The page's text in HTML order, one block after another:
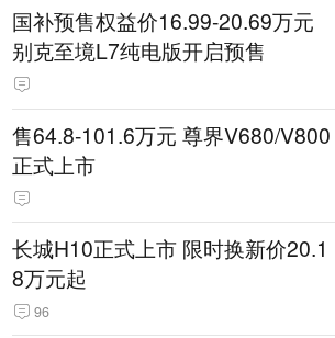
国补预售权益价16.99-20.69万元
别克至境L7纯电版开启预售
售64.8-101.6万元 尊界V680/V800
正式上市
长城H10正式上市 限时换新价20.1
8万元起
96